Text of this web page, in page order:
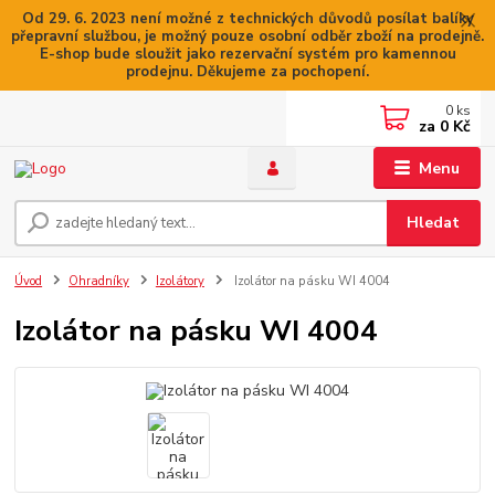
Od 29. 6. 2023 není možné z technických důvodů posílat balíky
přepravní službou, je možný pouze osobní odběr zboží na prodejně.
E-shop bude sloužit jako rezervační systém pro kamennou
prodejnu. Děkujeme za pochopení.
Menu
Hledat
0 ks
za 0 Kč
Úvod Ohradníky Izolátory Izolátor na pásku WI 4004
Izolátor na pásku WI 4004